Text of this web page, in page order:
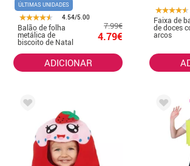
ÚLTIMAS UNIDADES
4.54/5.00
Balão de folha
metálica de
biscoito de Natal
7.99€
4.79€
ADICIONAR
Faixa de
de doces
arcos